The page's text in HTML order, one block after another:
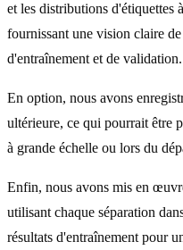
et les distributions d'étiquettes
fournissant une vision claire
d'entraînement et de validation.
En option, nous avons
ultérieure, ce qui pourrait être
à grande échelle ou lors du
Enfin, nous avons mis en
utilisant chaque séparation
résultats d'entraînement pour